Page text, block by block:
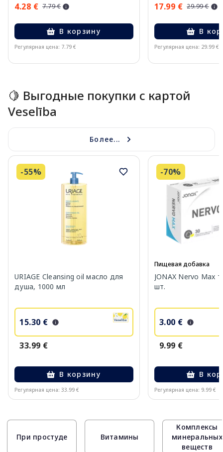
4.28 € 7.79 €
В корзину
Регулярная цена: 7.79 €
17.99 € 29.99 €
В
Регулярная цена: 29.99 €
🍋 Выгодные покупки с картой
Veselība
Более...
-55%
URIAGE Cleansing oil масло для
душа, 1000 мл
15.30 €
33.99 €
В корзину
Регулярная цена: 33.99 €
-70%
Пищевая добавка
JONAX Nervo Max
шт.
3.00 €
9.99 €
В
Регулярная цена: 9.99 €
При простуде Витамины
Комплексы
минеральных
веществ